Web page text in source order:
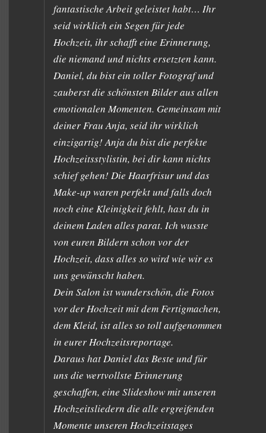
fantastische Arbeit geleistet habt… Ihr
seid wirklich ein Segen für jede
Hochzeit, ihr schafft eine Erinnerung,
die niemand und nichts ersetzten kann.
Daniel, du bist ein toller Fotograf und
zauberst die schönsten Bilder aus allen
emotionalen Momenten. Gemeinsam mit
deiner Frau Anja, seid ihr wirklich
einzigartig! Anja du bist die perfekte
Hochzeitsstylistin, bei dir kann nichts
schief gehen! Die Haarfrisur und das
Make-up waren perfekt und falls doch
noch eine Kleinigkeit fehlt, hast du in
deinem Laden alles parat. Ich wusste
von euren Bildern schon vor der
Hochzeit, dass alles so wird wie wir es
uns gewünscht haben.
Dein Salon ist wunderschön, die Fotos
vor der Hochzeit mit dem Fertigmachen,
dem Kleid, ist alles so toll aufgenommen
in eurer Hochzeitsreportage.
Daraus hat Daniel das Beste und für
uns die wertvollste Erinnerung
geschaffen, eine Slideshow mit unseren
Hochzeitsliedern die alle ergreifenden
Momente unseren Hochzeitstages